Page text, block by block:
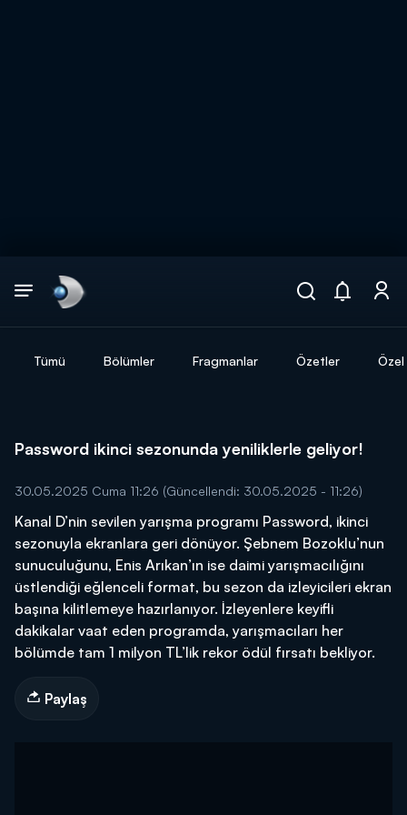
Tümü Bölümler Fragmanlar Özetler
Password ikinci sezonunda yeniliklerle geliyor!
30.05.2025 Cuma 11:26 (Güncellendi: 30.05.2025 - 11:26)
Kanal D’nin sevilen yarışma programı Password, ikinci
sezonuyla ekranlara geri dönüyor. Şebnem Bozoklu’nun
sunuculuğunu, Enis Arıkan’ın ise daimi yarışmacılığını
üstlendiği eğlenceli format, bu sezon da izleyicileri ekran
başına kilitlemeye hazırlanıyor. İzleyenlere keyifli
dakikalar vaat eden programda, yarışmacıları her
bölümde tam 1 milyon TL’lik rekor ödül fırsatı bekliyor.
Paylaş